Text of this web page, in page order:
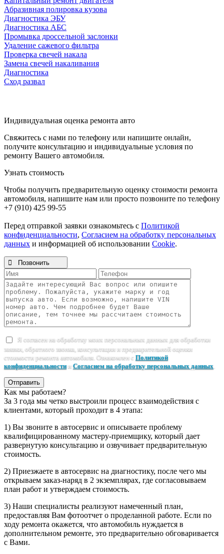
Абразивная полировка кузова
Диагностика ЭБУ
Диагностика АБС
Промывка дроссельной заслонки
Удаление сажевого фильтра
Проверка свечей накала
Замена свечей накаливания
Диагностика
Сход развал
Индивидуальная оценка ремонта авто
Свяжитесь с нами по телефону или напишите онлайн,
получите консультацию и индивидуальные условия по
ремонту Вашего автомобиля.
Узнать стоимость
Чтобы получить предварительную оценку стоимости ремонта
автомобиля, напишите нам или просто позвоните по телефону
+7 (910) 425 99-55
Перед отправкой заявки ознакомьтесь с Политикой
конфиденциальности, Согласием на обработку персональных
данных и информацией об использовании Cookie.
 Позвонить
Я согласен на обработку моих персональных данных для обработки
заявки, обратного звонка, консультации и предварительной оценки
стоимости ремонта автомобиля. Ознакомлен с Политикой
конфиденциальностии Согласием на обработку персональных данных
Отправить
Как мы работаем?
За 3 года мы четко выстроили процесс взаимодействия с
клиентами, который проходит в 4 этапа:
1) Вы звоните в автосервис и описываете проблему
квалифицированному мастеру-приемщику, который дает
развернутую консультацию и озвучивает предварительную
стоимость.
2) Приезжаете в автосервис на диагностику, после чего мы
открываем заказ-наряд в 2 экземплярах, где согласовываем
план работ и утверждаем стоимость.
3) Наши специалисты реализуют намеченный план,
предоставляя Вам фотоотчет о проделанной работе. Если по
ходу ремонта окажется, что автомобиль нуждается в
дополнительном ремонте, это предварительно обговаривается
с Вами.